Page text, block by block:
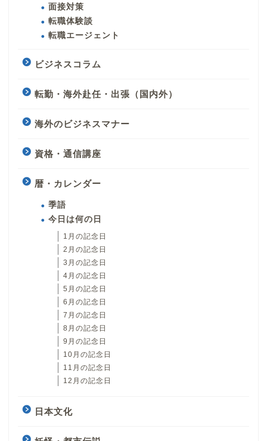
面接対策
転職体験談
転職エージェント
ビジネスコラム
転勤・海外赴任・出張（国内外）
海外のビジネスマナー
資格・通信講座
暦・カレンダー
季語
今日は何の日
1月の記念日
2月の記念日
3月の記念日
4月の記念日
5月の記念日
6月の記念日
7月の記念日
8月の記念日
9月の記念日
10月の記念日
11月の記念日
12月の記念日
日本文化